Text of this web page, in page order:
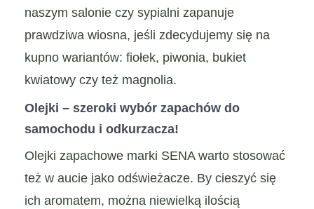
naszym salonie czy sypialni zapanuje
prawdziwa wiosna, jeśli zdecydujemy się na
kupno wariantów: fiołek, piwonia, bukiet
kwiatowy czy też magnolia.
Olejki – szeroki wybór zapachów do
samochodu i odkurzacza!
Olejki zapachowe marki SENA warto stosować
też w aucie jako odświeżacze. By cieszyć się
ich aromatem, można niewielką ilością